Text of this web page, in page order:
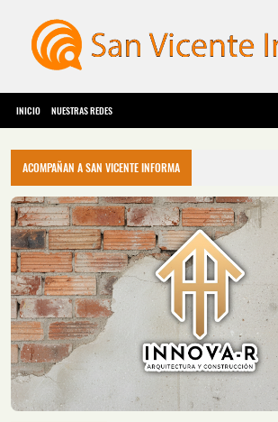
INICIO NUESTRAS REDES
ACOMPAÑAN A SAN VICENTE INFORMA